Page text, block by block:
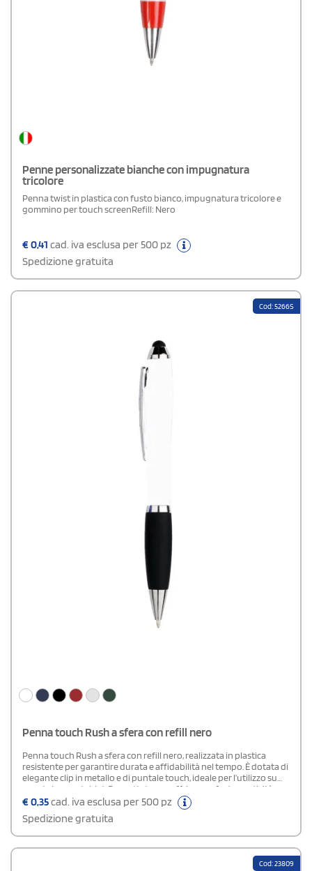
Penne personalizzate bianche con impugnatura
tricolore
Penna twist in plastica con fusto bianco, impugnatura tricolore e
gommino per touch screenRefill: Nero
€0,41 cad. iva esclusa per 500 pz
Spedizione gratuita
Cod: 5266S
Penna touch Rush a sfera con refill nero
Penna touch Rush a sfera con refill nero, realizzata in plastica
resistente per garantire durata e affidabilità nel tempo. È dotata di
elegante clip in metallo e di puntale touch, ideale per l’utilizzo su
smartphone e tablet. Progettata per offrire comfort e praticità,
assicura una scrittura fluida ed è perfetta per l’uso quotidiano in
€0,35cad. iva esclusa per 500 pz
Spedizione gratuita
Cod: 23809